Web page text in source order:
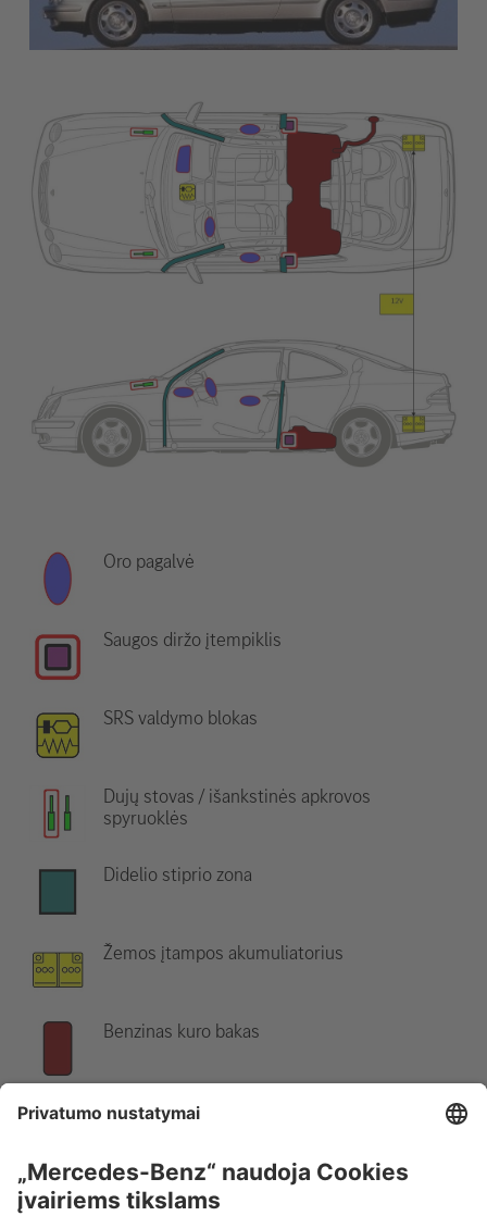
Oro pagalvė
Saugos diržo įtempiklis
SRS valdymo blokas
Dujų stovas / išankstinės apkrovos
spyruoklės
Didelio stiprio zona
Žemos įtampos akumuliatorius
Benzinas kuro bakas
Nurodymas:Daugiau informacijos rasite mūsų